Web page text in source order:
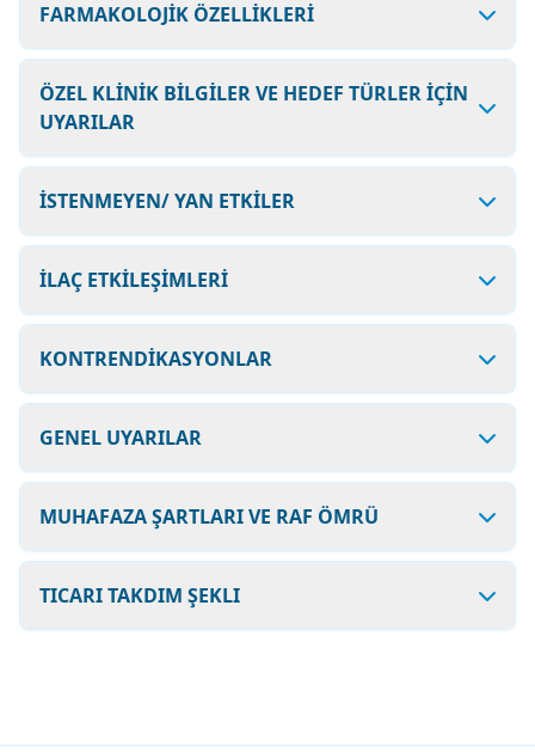
FARMAKOLOJİK ÖZELLİKLERİ
ÖZEL KLİNİK BİLGİLER VE HEDEF TÜRLER İÇİN
UYARILAR
İSTENMEYEN/ YAN ETKİLER
İLAÇ ETKİLEŞİMLERİ
KONTRENDİKASYONLAR
GENEL UYARILAR
MUHAFAZA ŞARTLARI VE RAF ÖMRÜ
TICARI TAKDIM ŞEKLI